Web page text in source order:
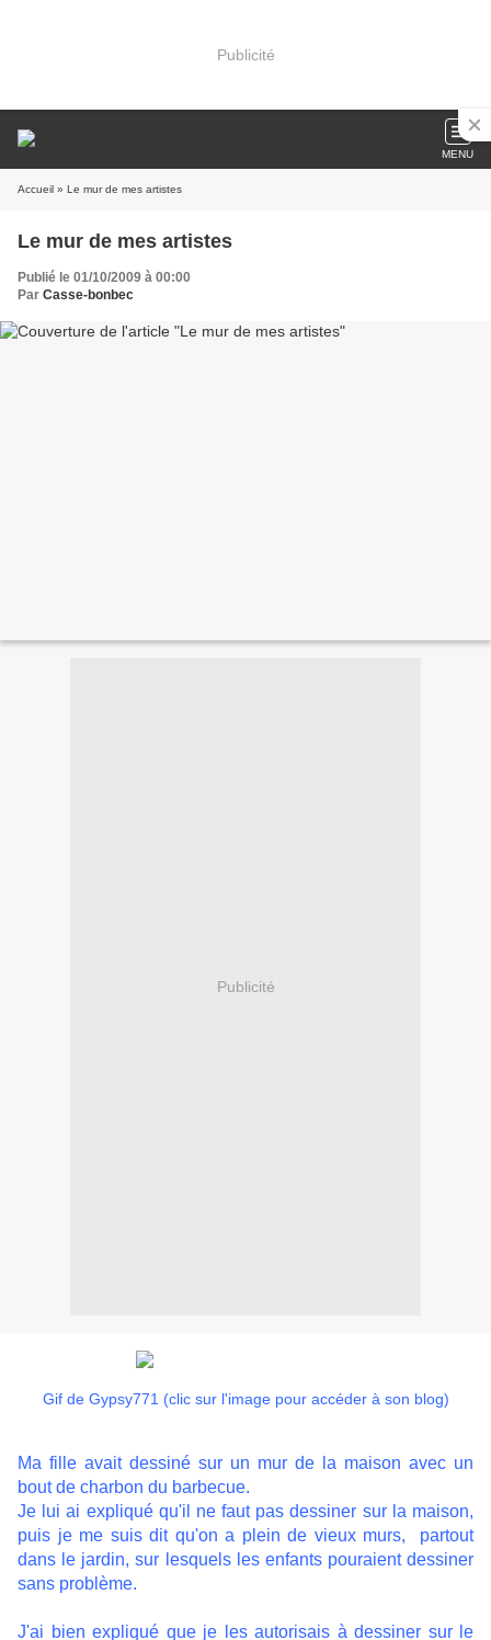
Publicité
MENU
Accueil » Le mur de mes artistes
Le mur de mes artistes
Publié le 01/10/2009 à 00:00
Par Casse-bonbec
Publicité
Gif de Gypsy771 (clic sur l'image pour accéder à son blog)
Ma fille avait dessiné sur un mur de la maison avec un
bout de charbon du barbecue.
Je lui ai expliqué qu'il ne faut pas dessiner sur la maison,
puis je me suis dit qu'on a plein de vieux murs,
partout
dans le jardin, sur lesquels les enfants pouraient dessiner
sans problème.
J'ai bien expliqué que je les autorisais à dessiner sur le